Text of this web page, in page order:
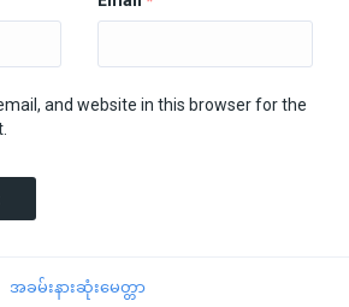
and website in this browser for the
အခမ်းနားဆုံးမေတ္တာ